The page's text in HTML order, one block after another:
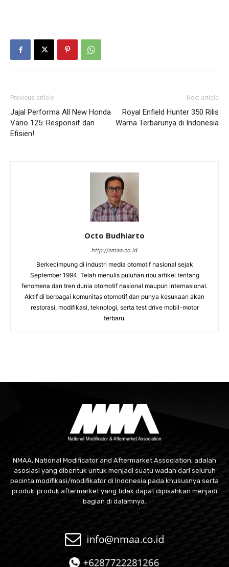
Previous article
Jajal Performa All New Honda
Vario 125: Responsif dan
Efisien!
Next article
Royal Enfield Hunter 350 Rilis
Warna Terbarunya di Indonesia
Octo Budhiarto
http://nmaa.co.id
Berkecimpung di industri media otomotif nasional sejak
September 1994. Telah menulis puluhan ribu artikel tentang
fenomena dan tren dunia otomotif nasional maupun internasional.
Aktif di berbagai komunitas otomotif dan punya kesukaan akan
restorasi, modifikasi, teknologi, serta test drive mobil-motor
terbaru.
NMAA, National Modificator and Aftermarket Association, adalah
asosiasi yang dibentuk untuk menjadi suatu wadah dari seluruh
pecinta modifikasi/modifikator di Indonesia pada khususnya serta
produk-produk aftermarket yang tidak dapat dipisahkan menjadi
bagian di dalamnya.